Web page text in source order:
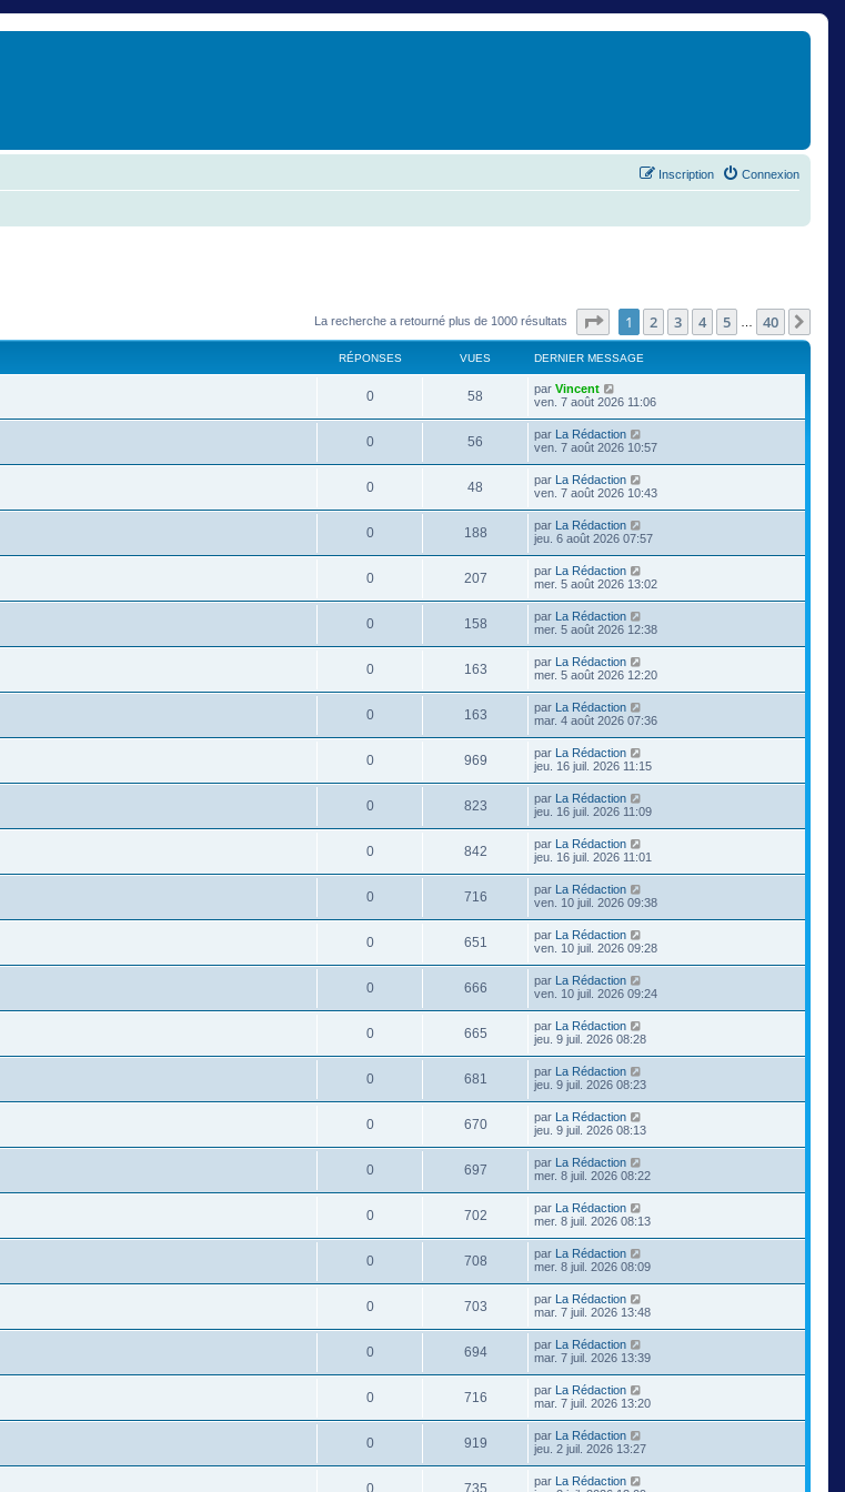
Connexion
Inscription
La recherche a retourné plus de 1000 résultats Page sur40
1 2 3 4 5 40
RÉPONSES VUES DERNIER MESSAGE
0 58 par Vincent
ven. 7 août 2026 11:06
0 56 par La Rédaction
ven. 7 août 2026 10:57
0 48 par La Rédaction
ven. 7 août 2026 10:43
0 188 par La Rédaction
jeu. 6 août 2026 07:57
0 207 par La Rédaction
mer. 5 août 2026 13:02
0 158 par La Rédaction
mer. 5 août 2026 12:38
0 163 par La Rédaction
mer. 5 août 2026 12:20
0 163 par La Rédaction
mar. 4 août 2026 07:36
0 969 par La Rédaction
jeu. 16 juil. 2026 11:15
0 823 par La Rédaction
jeu. 16 juil. 2026 11:09
0 842 par La Rédaction
jeu. 16 juil. 2026 11:01
0 716 par La Rédaction
ven. 10 juil. 2026 09:38
0 651 par La Rédaction
ven. 10 juil. 2026 09:28
0 666 par La Rédaction
ven. 10 juil. 2026 09:24
0 665 par La Rédaction
jeu. 9 juil. 2026 08:28
0 681 par La Rédaction
jeu. 9 juil. 2026 08:23
0 670 par La Rédaction
jeu. 9 juil. 2026 08:13
0 697 par La Rédaction
mer. 8 juil. 2026 08:22
0 702 par La Rédaction
mer. 8 juil. 2026 08:13
0 708 par La Rédaction
mer. 8 juil. 2026 08:09
0 703 par La Rédaction
mar. 7 juil. 2026 13:48
0 694 par La Rédaction
mar. 7 juil. 2026 13:39
0 716 par La Rédaction
mar. 7 juil. 2026 13:20
0 919 par La Rédaction
jeu. 2 juil. 2026 13:27
0 735 par La Rédaction